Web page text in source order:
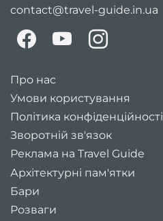
contact@travel-guide.in.ua
Про нас
Умови користування
Політика конфіденційності
Зворотній зв'язок
Реклама на Travel Guide
Архітектурні пам'ятки
Бари
Розваги